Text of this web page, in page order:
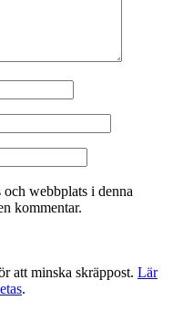
och webbplats i denna
kommentar.
att minska skräppost. Lär
.